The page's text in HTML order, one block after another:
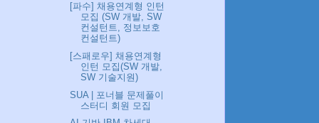
[파수] 채용연계형 인턴
모집 (SW 개발, SW
컨설턴트, 정보보호
컨설턴트)
[스패로우] 채용연계형
인턴 모집(SW 개발,
SW 기술지원)
SUA | 포너블 문제풀이
스터디 회원 모집